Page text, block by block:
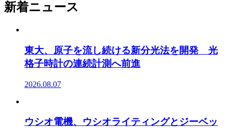
新着ニュース
東大、原子を流し続ける新分光法を開発 光
格子時計の連続計測へ前進
2026.08.07
ウシオ電機、ウシオライティングとジーベッ